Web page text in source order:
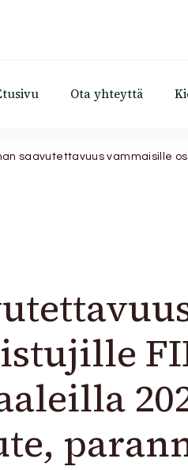
Ota yhteyttä
saavutettavuus vammaisille